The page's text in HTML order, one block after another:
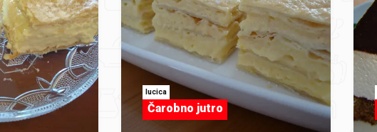
lucica
Čarobno jutro